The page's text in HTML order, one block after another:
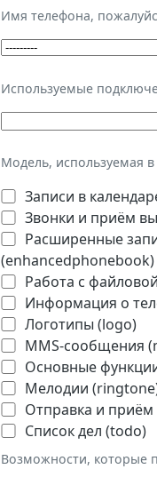
Имя телефона,
Используемые
Модель, используемая
Записи в
Звонки и приём
Расширенные
(enhancedphonebook)
Работа с
Информация о
Логотипы (logo)
MMS-сообщения
Основные
Мелодии
Отправка и приём
Список дел (todo)
Возможности, которые